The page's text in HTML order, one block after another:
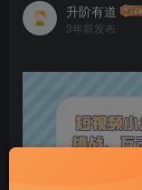
升阶有道
3年前发布